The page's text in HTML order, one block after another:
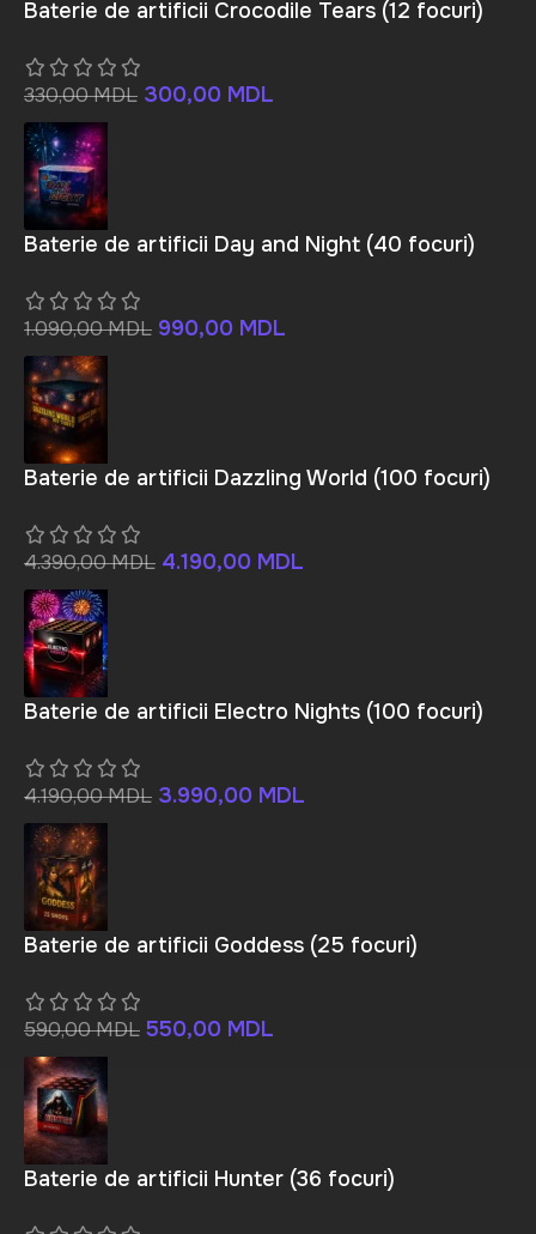
Baterie de artificii Crocodile Tears (12 focuri)
330,00MDL 300,00 MDL
Baterie de artificii Day and Night (40 focuri)
1.090,00MDL 990,00 MDL
Baterie de artificii Dazzling World (100 focuri)
4.390,00MDL 4.190,00 MDL
Baterie de artificii Electro Nights (100 focuri)
4.190,00MDL 3.990,00 MDL
Baterie de artificii Goddess (25 focuri)
590,00MDL 550,00 MDL
Baterie de artificii Hunter (36 focuri)